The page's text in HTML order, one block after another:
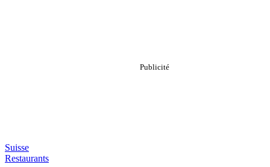
Suisse
Restaurants